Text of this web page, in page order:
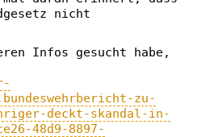
nicht
Infos gesucht habe,
zu-
deckt-skandal-in-
48d9-8897-